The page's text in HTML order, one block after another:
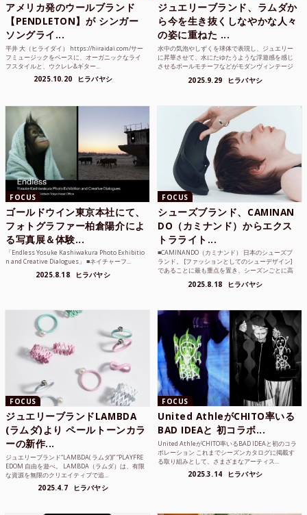
アメリカ発のウールブランド
【PENDLETON】が シンガー
ソングライ...
平井 大（ヒライダイ） https://hiraidai.com/サー
フミュージックをベースに、オーガニックなライ
フスタイルと、ウクレレ&ギター...
2025.10.20 ヒラバヤシ
ジュエリーブランド、ラムダか
ら今を生き抜くしなやかな人々
の姿に重ねた ...
水中の気泡やしずくを球体で表現し、ジュエリー
に昇華させて、水にたゆたうような浮遊感を感じ
させるボールモチーフなどがモダンヴィンテージ
2025.9.29 ヒラバヤシ
FOCUS
ゴールドウイン東京本社にて、
フォトグラファー柏倉陽介によ
る写真展＆体験...
「Endless Yosuke Kashiwakura Photo Exhibitio
n and Creative Dialogues」 ■ネイチャーフ...
2025.8.18 ヒラバヤシ
FOCUS
シューズブランド、CAMINAN
DO（カミナンド）からエクス
トラライト...
■CAMINANDO（カミナンド） 日本のシューズブ
ランド。 [ファッションとしてのシューデザイン]
であることに最も重点を置き、シーズンごとに高
2025.8.18 ヒラバヤシ
FOCUS
ジュエリーブランドLAMBDA
(ラムダ)より ペールトーンカラ
ーの新作...
ジュエリーブランド“LAMBDA( ラムダ))” “PLAYFRE
EDOM 自由を遊べ。 LAMBDA（ラムダ）は、有限
な資源を無限のクリエイティブで追...
2025.4.7 ヒラバヤシ
FOCUS
United AthleがCHITO率いる
BAD IDEAと 初コラボ...
United AthleがCHITO率いるBAD IDEAと初のコラ
ボレーション これまでシーズンカタログに掲載す
る取り組みとして、さまざまなアーティス...
2025.3.14 ヒラバヤシ